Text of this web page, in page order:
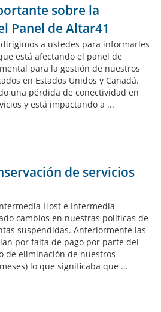
sobre la
Panel de Altar41
a ustedes para informarles
está afectando el panel de
para la gestión de nuestros
en Estados Unidos y Canadá.
una pérdida de conectividad en
y está impactando a ...
de servicios
Host e Intermedia
cambios en nuestras políticas de
suspendidas. Anteriormente las
por falta de pago por parte del
de eliminación de nuestros
lo que significaba que ...